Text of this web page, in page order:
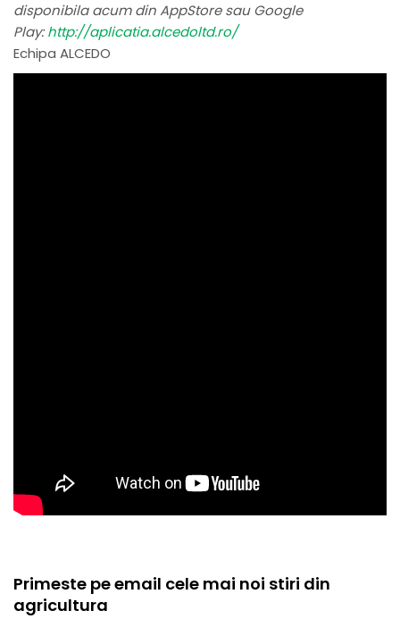
disponibila acum din AppStore sau Google
Play:http://aplicatia.alcedoltd.ro/
Echipa ALCEDO
Primeste pe email cele mai noi stiri din
agricultura